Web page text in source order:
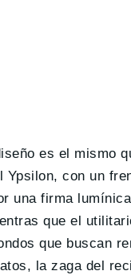
es el mismo
Ypsilon, con un
una firma
que el
que buscan
la zaga del